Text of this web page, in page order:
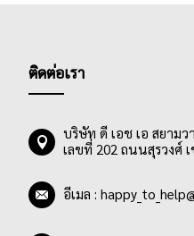
ติดต่อเรา
บริษัท ดี เอช เอ สยามว
เลขที่ 202 ถนนสุรวงศ์
อีเมล :